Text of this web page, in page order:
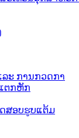
ະ ການກວດກາ
ຕກຫັກ
ສອບຮູບແຕ້ມ